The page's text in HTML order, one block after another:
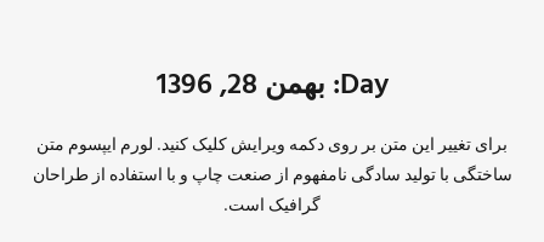
Day: بهمن 28, 1396
برای تغییر این متن بر روی دکمه ویرایش کلیک کنید. لورم ایپسوم متن
ساختگی با تولید سادگی نامفهوم از صنعت چاپ و با استفاده از طراحان
گرافیک است.